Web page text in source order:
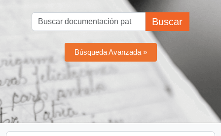
Buscar
Búsqueda Avanzada »